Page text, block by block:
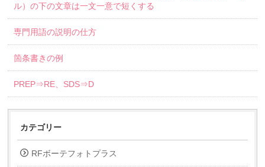
ル）の下の文章は一文一意で短くする
専門用語の説明の仕方
箇条書きの例
PREP⇒RE、SDS⇒D
カテゴリー
RFボーテフォトプラス